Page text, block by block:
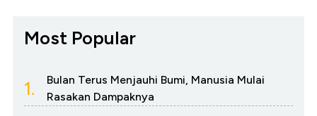
Most Popular
1.
Bulan Terus Menjauhi Bumi, Manusia Mulai
Rasakan Dampaknya